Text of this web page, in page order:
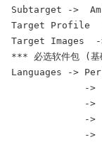
Subtarget ->
Target Profile  -
Target Images
*** 必选软件包 (基
->
->
->
->